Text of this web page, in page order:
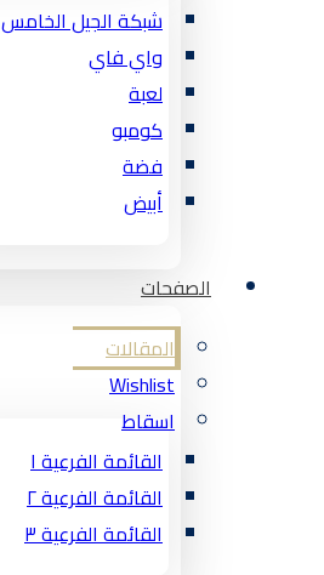
شبكة الجيل الخامس
واي فاي
لعبة
كومبو
فضة
أبيض
الصفحات
المقالات
Wishlist
اسقاط
القائمة الفرعية ١
القائمة الفرعية ٢
القائمة الفرعية ٣